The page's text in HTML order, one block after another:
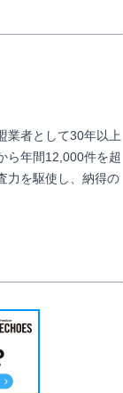
業者として30年以上
ら年間12,000件を超
力を駆使し、納得の